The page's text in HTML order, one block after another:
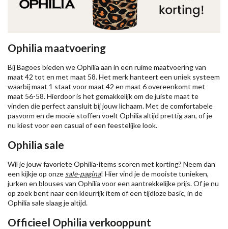
Ophilia maatvoering
Bij Bagoes bieden we Ophilia aan in een ruime maatvoering van
maat 42 tot en met maat 58. Het merk hanteert een uniek systeem
waarbij maat 1 staat voor maat 42 en maat 6 overeenkomt met
maat 56-58. Hierdoor is het gemakkelijk om de juiste maat te
vinden die perfect aansluit bij jouw lichaam. Met de comfortabele
pasvorm en de mooie stoffen voelt Ophilia altijd prettig aan, of je
nu kiest voor een casual of een feestelijke look.
Ophilia sale
Wil je jouw favoriete Ophilia-items scoren met korting? Neem dan
een kijkje op onze sale-pagina! Hier vind je de mooiste tunieken,
jurken en blouses van Ophilia voor een aantrekkelijke prijs. Of je nu
op zoek bent naar een kleurrijk item of een tijdloze basic, in de
Ophilia sale slaag je altijd.
Officieel Ophilia verkooppunt